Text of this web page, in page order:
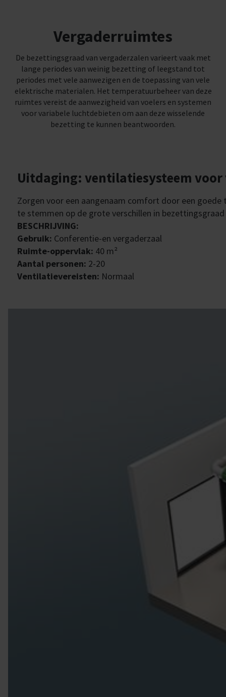
Vergaderruimtes
De bezettingsgraad van vergaderzalen varieert vaak met
lange periodes van weinig bezetting of leegstand tot
periodes met vele aanwezigen en de toepassing van vele
elektrische materialen. Het temperatuurbeheer van deze
ruimtes vereist de aanwezigheid van voelers en systemen
voor variabele luchtdebieten om aan deze wisselende
bezetting te kunnen beantwoorden.
Uitdaging: ventilatiesysteem voor
Zorgen voor een aangenaam comfort door een
te stemmen op de grote verschillen in
BESCHRIJVING:
Gebruik: Conferentie-en vergaderzaal
Ruimte-oppervlak: 40 m²
Aantal personen: 2-20
Ventilatievereisten: Normaal